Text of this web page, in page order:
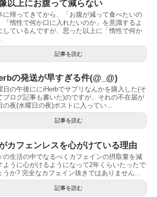
以上にお腹って減らない
に帰ってきてから、「お腹が減って食べたいの
「惰性で何か口に入れたいのか」を意識するよ
しているんですが、思った以上に「惰性で何か
記事を読む
の発送が早すぎる件(@_@)
日の午後ににiHerbでサプリなんかを購入した(そ
ブログ記事も書いた)のですが、それの不在届が
の夜(水曜日の夜)ポストに入ってい...
記事を読む
カフェンレスを心がけている理由
の生活の中でなるべくカフェインの摂取量を減
ように心がけるようになって2年くらいたったで
うか? 完全なカフェイン抜きではありません...
記事を読む